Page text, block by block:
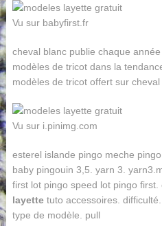
Vu sur babyfirst.fr
cheval blanc publie chaque
modèles de tricot dans la
modèles de tricot offert sur cheval
Vu sur i.pinimg.com
esterel islande pingo meche
baby pingouin 3,5. yarn 3.
first lot pingo speed lot pingo
layettetuto accessoires.
type de modèle. pull